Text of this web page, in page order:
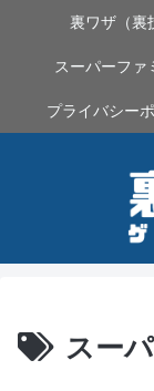
裏ワザ（裏
スーパーファ
プライバシー
スー